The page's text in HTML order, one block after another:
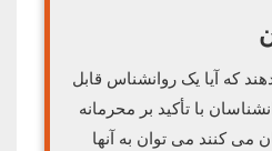
که آیا یک روانشناس قابل
با تأکید بر محرمانه
می کنند می توان به آنها